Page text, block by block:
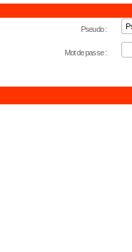
Pseudo :
Mot de passe :